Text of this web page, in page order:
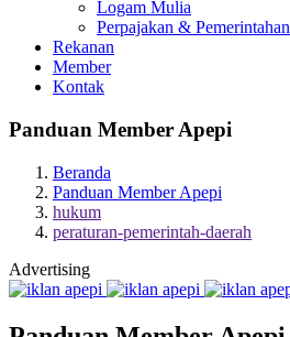
Logam Mulia
Perpajakan & Pemerintahan
Rekanan
Member
Kontak
Panduan Member Apepi
Beranda
Panduan Member Apepi
hukum
peraturan-pemerintah-daerah
Advertising